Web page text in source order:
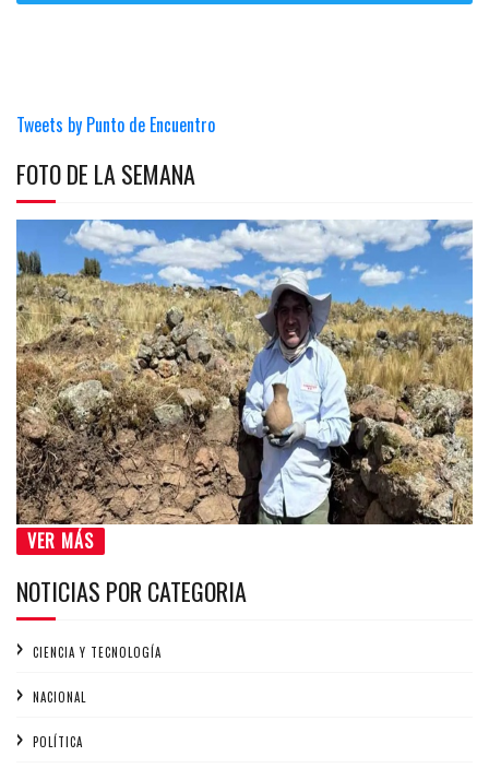
Tweets by Punto de Encuentro
FOTO DE LA SEMANA
VER MÁS
NOTICIAS POR CATEGORIA
CIENCIA Y TECNOLOGÍA
NACIONAL
POLÍTICA